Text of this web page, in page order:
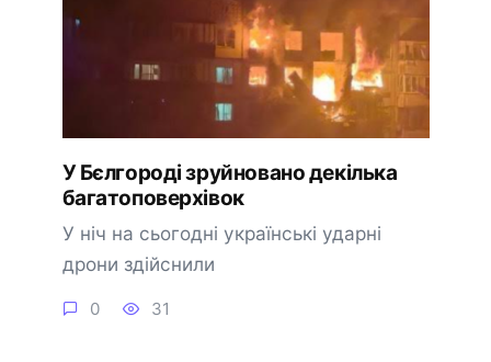
У Бєлгороді зруйновано декілька
багатоповерхівок
У ніч на сьогодні українські ударні
дрони здійснили
0 31